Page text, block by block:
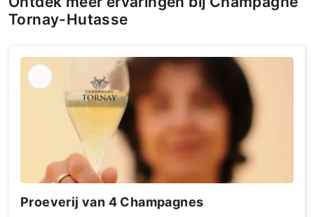
Tornay-Hutasse
Proeverij van 4 Champagnes